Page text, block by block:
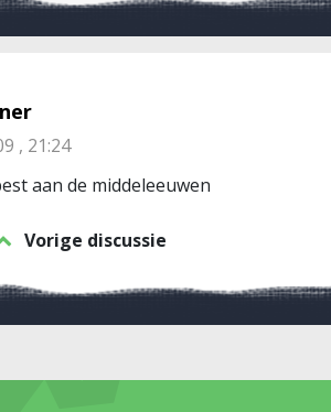
, 21:24
aan de middeleeuwen
Vorige discussie